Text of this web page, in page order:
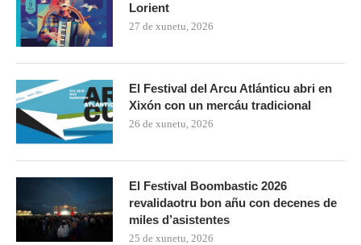
Lorient
27 de xunetu, 2026
El Festival del Arcu Atlánticu abri en
Xixón con un mercáu tradicional
26 de xunetu, 2026
El Festival Boombastic 2026
revalidaotru bon añu con decenes de
miles d’asistentes
25 de xunetu, 2026